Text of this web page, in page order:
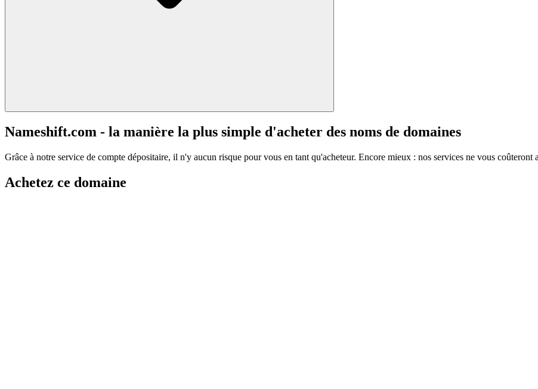
Nameshift.com - la manière la plus simple d'acheter des noms de domaines
Grâce à notre service de compte dépositaire, il n'y aucun risque pour vous en tant qu'acheteur. Encore mieux : nos services ne vous coûteront
Achetez ce domaine